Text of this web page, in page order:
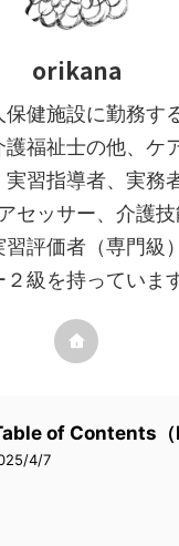
orikana
健施設に勤務す
護福祉士の他、ケ
習指導者、実務
セッサー、介護
評価者（専門級
２級を持っていま
of Contents（
4/7